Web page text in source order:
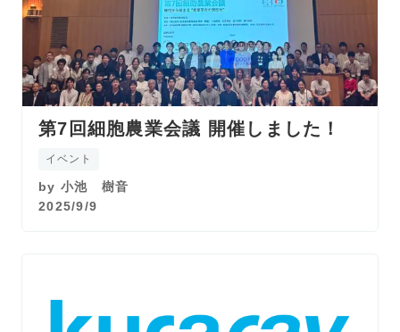
第7回細胞農業会議 開催しました！
イベント
by 小池 樹音
2025/9/9